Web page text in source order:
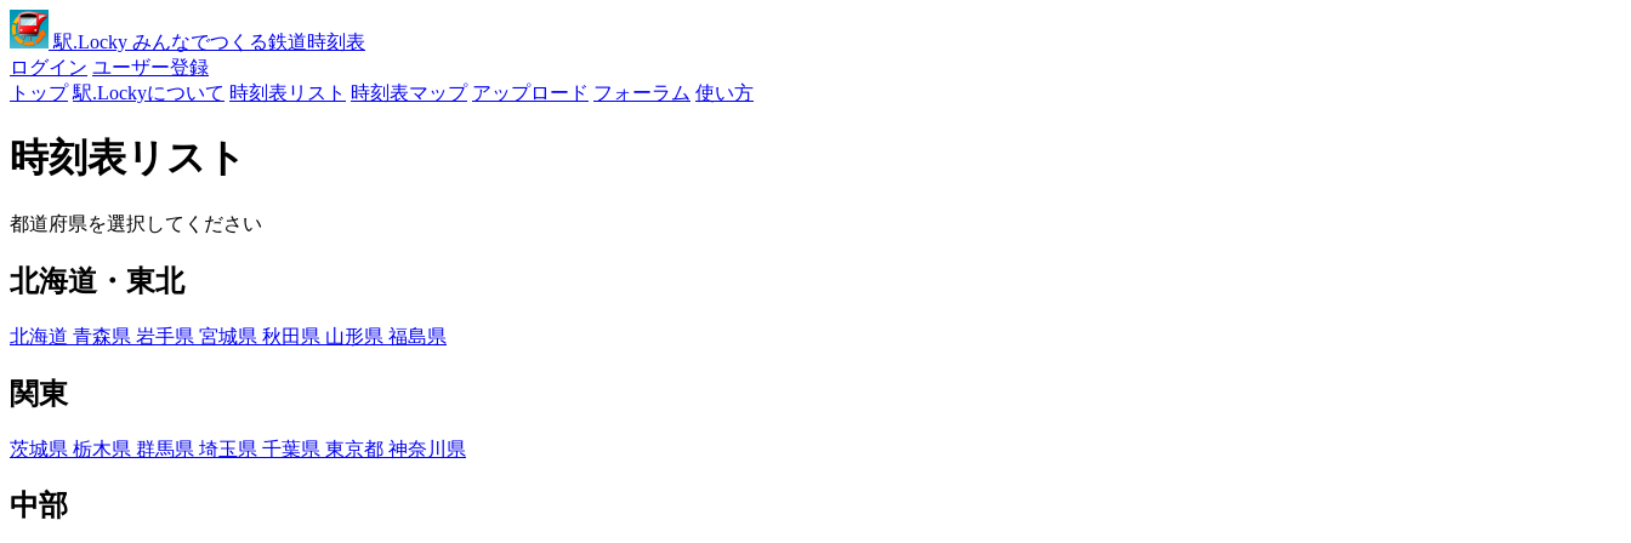
駅.Locky みんなでつくる鉄道時刻表
ログイン ユーザー登録
トップ 駅.Lockyについて 時刻表リスト 時刻表マップ アップロード フォーラム 使い方
時刻表リスト
都道府県を選択してください
北海道・東北
北海道 青森県 岩手県 宮城県 秋田県 山形県 福島県
関東
茨城県 栃木県 群馬県 埼玉県 千葉県 東京都 神奈川県
中部